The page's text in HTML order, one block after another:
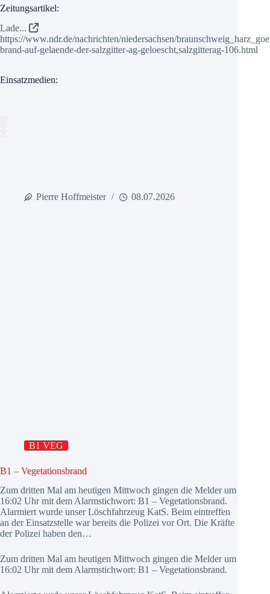
Zeitungsartikel:
Lade...
https://www.ndr.de/nachrichten/niedersachsen/
brand-auf-gelaende-der-salzgitter-ag-geloescht,salzgitterag-106.html
Einsatzmedien:
Pierre Hoffmeister 08.07.2026
B1 VEG
B1 – Vegetationsbrand
Zum dritten Mal am heutigen Mittwoch gingen die Melder um
16:02 Uhr mit dem Alarmstichwort: B1 – Vegetationsbrand.
Alarmiert wurde unser Löschfahrzeug KatS. Beim eintreffen
an der Einsatzstelle war bereits die Polizei vor Ort. Die Kräfte
der Polizei haben den…
Zum dritten Mal am heutigen Mittwoch gingen die Melder um
16:02 Uhr mit dem Alarmstichwort: B1 – Vegetationsbrand.